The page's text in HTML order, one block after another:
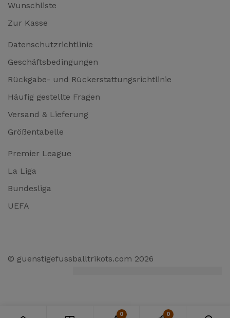
Wunschliste
Zur Kasse
Datenschutzrichtlinie
Geschäftsbedingungen
Rückgabe- und Rückerstattungsrichtlinie
Häufig gestellte Fragen
Versand & Lieferung
Größentabelle
Premier League
La Liga
Bundesliga
UEFA
© guenstigefussballtrikots.com 2026
0 0